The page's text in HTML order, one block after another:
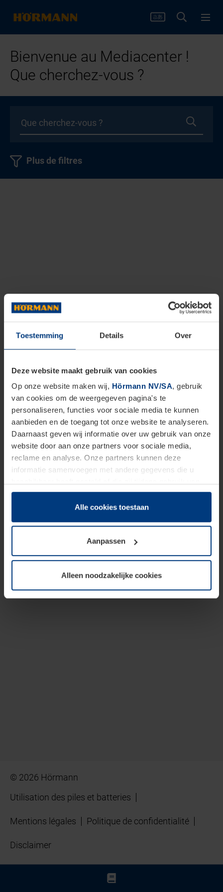
Toestemming Details Over
Deze website maakt gebruik van cookies
Op onze website maken wij, Hörmann NV/SA, gebruik
van cookies om de weergegeven pagina's te
personaliseren, functies voor sociale media te kunnen
aanbieden en de toegang tot onze website te analyseren.
Daarnaast geven wij informatie over uw gebruik van onze
website door aan onze partners voor sociale media,
reclame en analyse. Onze partners kunnen deze
informatie samenvoegen met andere gegevens die u
hun diensten hebben verzameld.
Juridisch hebben wij het recht om cookies op uw
van deze pagina's absoluut vereist is. Voor alle andere
soorten cookies is uw toestemming benodigd. Uw
toestemming kunt u op elk moment bij de uitleg van de
wijzigen of herroepen.
Alle cookies toestaan
Aanpassen
Alleen noodzakelijke cookies
Bienvenue au Mediacenter !
Que cherchez-vous ?
Plus de filtres
© 2026 Hörmann
Utilisation des piles et batteries
Mentions légales Politique de confidentialité
Disclaimer